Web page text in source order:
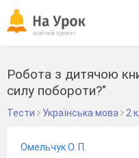
Робота з дитячою
силу побороти?"
Тести Українська мова 2
Омельчук О. П.